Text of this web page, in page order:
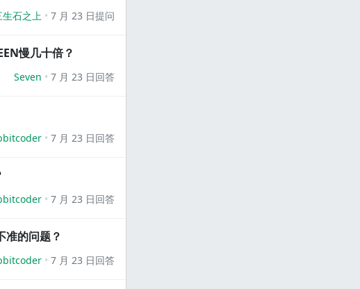
石之上 7 月 23 日提问
慢几十倍？
Seven 7 月 23 日回答
7 月 23 日回答
7 月 23 日回答
准的问题？
7 月 23 日回答